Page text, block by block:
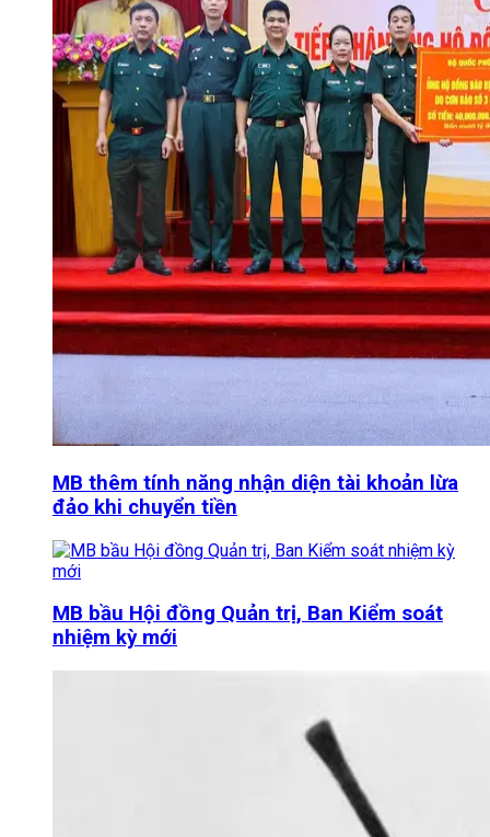
MB thêm tính năng nhận diện tài khoản lừa
đảo khi chuyển tiền
MB bầu Hội đồng Quản trị, Ban Kiểm soát
nhiệm kỳ mới